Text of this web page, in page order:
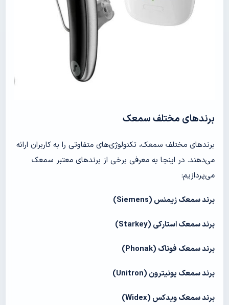
برندهای مختلف سمعک
برندهای مختلف سمعک، تکنولوژی‌های متفاوتی را به کاربران ارائه
می‌دهند. در اینجا به معرفی برخی از برندهای معتبر سمعک
می‌پردازیم:
برند سمعک زیمنس (Siemens)
برند سمعک استارکی (Starkey)
برند سمعک فوناک (Phonak
)
برند سمعک یونیترون (Unitron
)
برند سمعک ویدکس (Widex
)